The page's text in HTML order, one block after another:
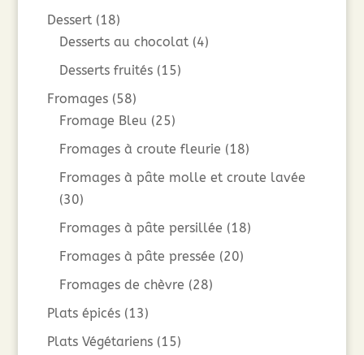
Dessert (18)
Desserts au chocolat (4)
Desserts fruités (15)
Fromages (58)
Fromage Bleu (25)
Fromages à croute fleurie (18)
Fromages à pâte molle et croute lavée
(30)
Fromages à pâte persillée (18)
Fromages à pâte pressée (20)
Fromages de chèvre (28)
Plats épicés (13)
Plats Végétariens (15)